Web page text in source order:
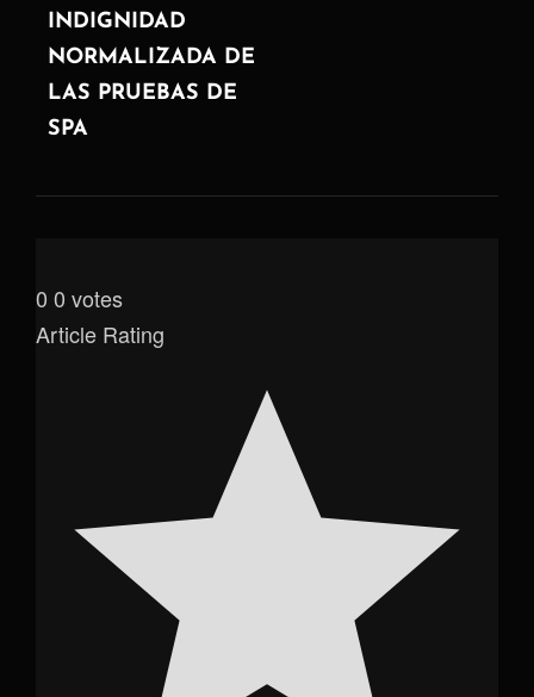
INDIGNIDAD
NORMALIZADA DE
LAS PRUEBAS DE
SPA
0 0 votes
Article Rating